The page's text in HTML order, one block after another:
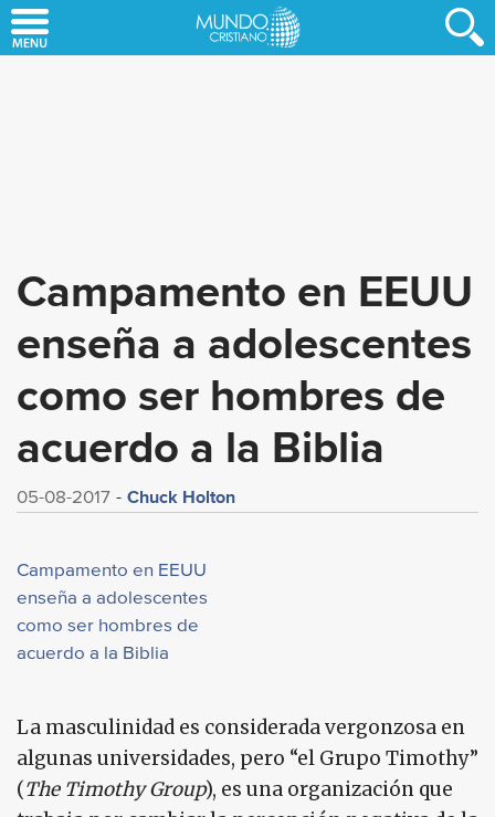
to
Campamento en EEUU
enseña a adolescentes
como ser hombres de
acuerdo a la Biblia
05-08-2017 Chuck Holton
Campamento en EEUU
enseña a adolescentes
como ser hombres de
acuerdo a la Biblia
La masculinidad es considerada vergonzosa en
algunas universidades, pero “el Grupo Timothy”
(The Timothy Group), es una organización que